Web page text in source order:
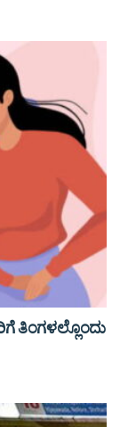
ತಿಂಗಳಲ್ಲೊಂದು